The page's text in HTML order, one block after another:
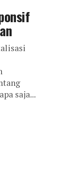
saja...